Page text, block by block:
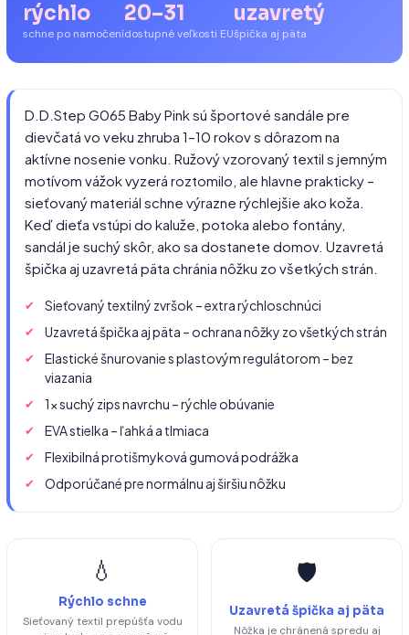
rýchlo
schne po namočení
20–31
dostupné veľkosti EU
uzavretý
špička aj päta
D.D.Step G065 Baby Pink sú športové sandále pre
dievčatá vo veku zhruba 1–10 rokov s dôrazom na
aktívne nosenie vonku. Ružový vzorovaný textil s jemným
motívom vážok vyzerá roztomilo, ale hlavne prakticky –
sieťovaný materiál schne výrazne rýchlejšie ako koža.
Keď dieťa vstúpi do kaluže, potoka alebo fontány,
sandál je suchý skôr, ako sa dostanete domov. Uzavretá
špička aj uzavretá päta chránia nôžku zo všetkých strán.
Sieťovaný textilný zvršok – extra rýchloschnúci
Uzavretá špička aj päta – ochrana nôžky zo všetkých strán
Elastické šnurovanie s plastovým regulátorom – bez
viazania
1× suchý zips navrchu – rýchle obúvanie
EVA stielka – ľahká a tlmiaca
Flexibilná protišmyková gumová podrážka
Odporúčané pre normálnu aj širšiu nôžku
💧
Rýchlo schne
Sieťovaný textil prepúšťa vodu
🛡️
Uzavretá špička aj päta
Nôžka je chránená spredu aj